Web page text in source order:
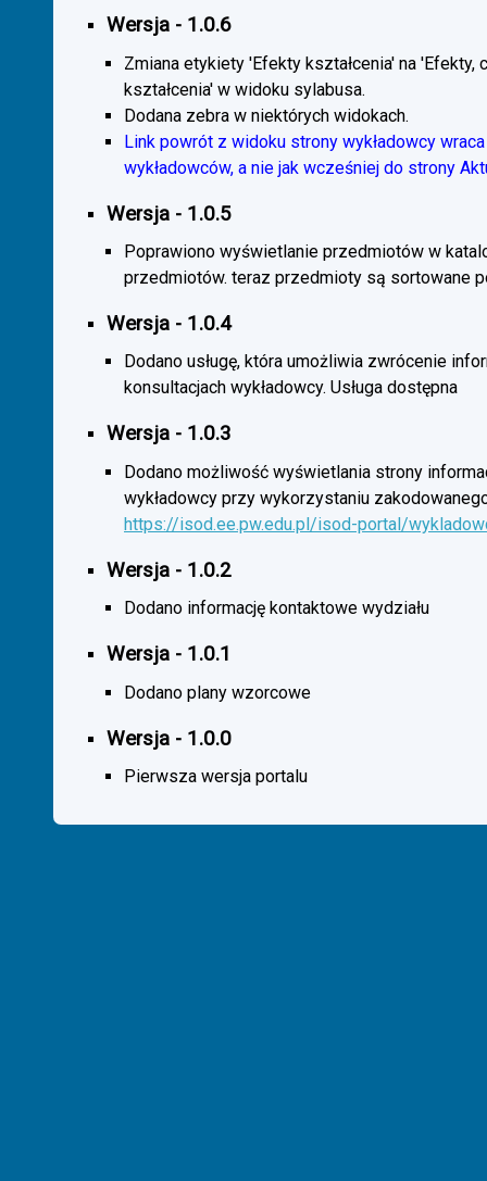
Wersja - 1.0.6
Zmiana etykiety 'Efekty kształcenia' na 'Efekty,
kształcenia' w widoku sylabusa.
Dodana zebra w niektórych widokach.
Link powrót z widoku strony wykładowcy
wykładowców, a nie jak wcześniej do strony
Wersja - 1.0.5
Poprawiono wyświetlanie przedmiotów w
przedmiotów. teraz przedmioty są sortowane
Wersja - 1.0.4
Dodano usługę, która umożliwia zwrócenie
konsultacjach wykładowcy. Usługa dostępna
Wersja - 1.0.3
Dodano możliwość wyświetlania strony
wykładowcy przy wykorzystaniu
https://isod.ee.pw.edu.pl/isod-portal/
Wersja - 1.0.2
Dodano informację kontaktowe wydziału
Wersja - 1.0.1
Dodano plany wzorcowe
Wersja - 1.0.0
Pierwsza wersja portalu